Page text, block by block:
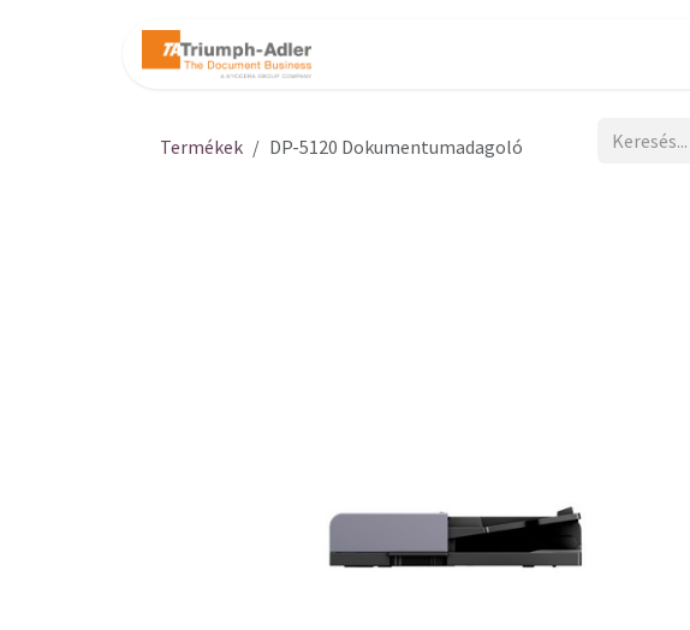
Termékek DP-5120 Dokumentumadagoló